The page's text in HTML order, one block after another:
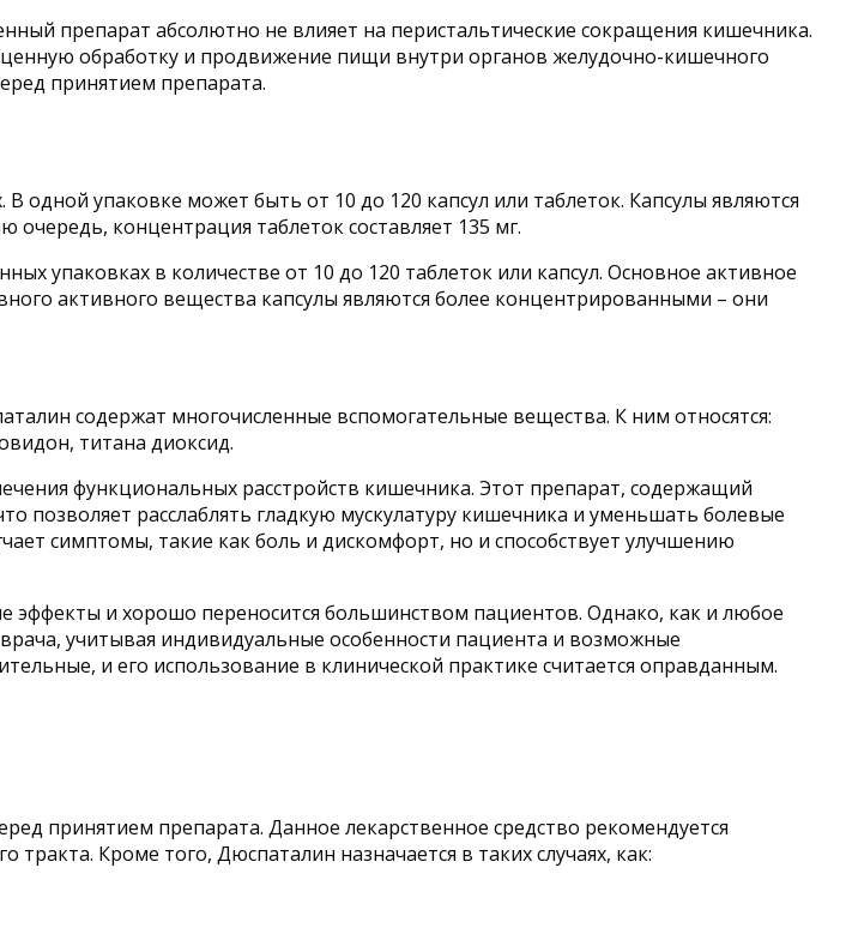
препарат абсолютно не влияет на перистальтические сокращения кишечника.
обработку и продвижение пищи внутри органов желудочно-кишечного
принятием препарата.
одной упаковке может быть от 10 до 120 капсул или таблеток. Капсулы являются
концентрация таблеток составляет 135 мг.
упаковках в количестве от 10 до 120 таблеток или капсул. Основное активное
активного вещества капсулы являются более концентрированными – они
содержат многочисленные вспомогательные вещества. К ним относятся:
титана диоксид.
функциональных расстройств кишечника. Этот препарат, содержащий
позволяет расслаблять гладкую мускулатуру кишечника и уменьшать болевые
симптомы, такие как боль и дискомфорт, но и способствует улучшению
и хорошо переносится большинством пациентов. Однако, как и любое
учитывая индивидуальные особенности пациента и возможные
и его использование в клинической практике считается оправданным.
принятием препарата. Данное лекарственное средство рекомендуется
Кроме того, Дюспаталин назначается в таких случаях, как: